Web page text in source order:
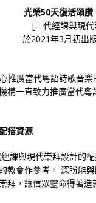
光榮50天復活頌
[三代經課與現
於2021年3月初出
推廣當代粵語詩歌音
構一直致力推廣當代
搭資源
課與現代崇拜設計的
教會作參考。 深盼能
拜，讓信眾靈命得著造